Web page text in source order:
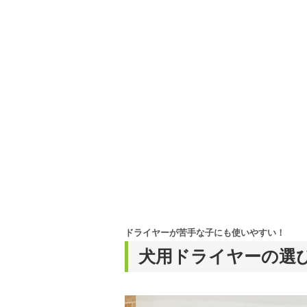
犬用ドライヤーの選
ドライヤーが苦手な子にも使いやすい！